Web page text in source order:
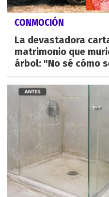
CONMOCIÓN
La devastadora
matrimonio que
árbol: "No sé cómo